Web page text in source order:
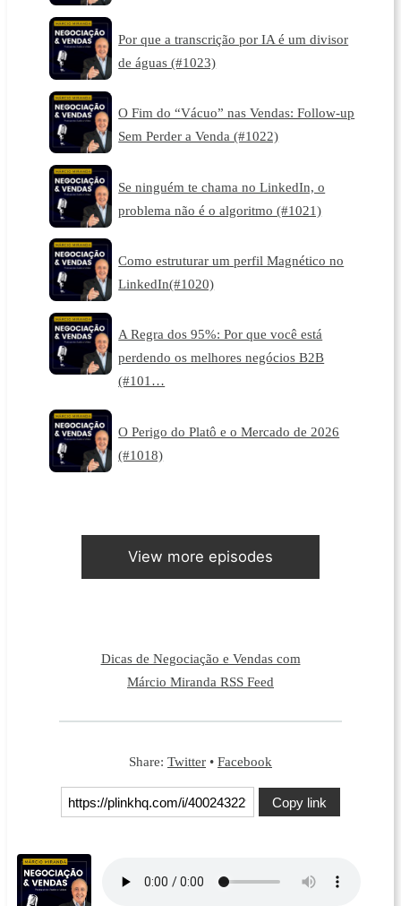
Por que a transcrição por IA é um divisor
de águas (#1023)
O Fim do “Vácuo” nas Vendas: Follow-up
Sem Perder a Venda (#1022)
Se ninguém te chama no LinkedIn, o
problema não é o algoritmo (#1021)
Como estruturar um perfil Magnético no
LinkedIn(#1020)
A Regra dos 95%: Por que você está
perdendo os melhores negócios B2B
(#101…
O Perigo do Platô e o Mercado de 2026
(#1018)
View more episodes
Dicas de Negociação e Vendas com
Márcio Miranda RSS Feed
Share: Twitter • Facebook
Copy link